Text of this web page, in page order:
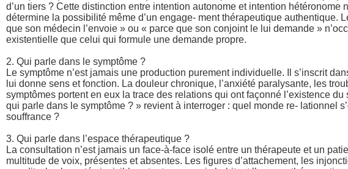
d’un tiers ? Cette distinction entre intention autonome et intention hétéronome
détermine la possibilité même d’un engage- ment thérapeutique authentique.
que son médecin l’envoie » ou « parce que son conjoint le lui demande »
existentielle que celui qui formule une demande propre.
2. Qui parle dans le symptôme ?
Le symptôme n’est jamais une production purement individuelle. Il s’inscrit
lui donne sens et fonction. La douleur chronique, l’anxiété paralysante, les
symptômes portent en eux la trace des relations qui ont façonné l’existence
qui parle dans le symptôme ? » revient à interroger : quel monde re- lationnel
souffrance ?
3. Qui parle dans l’espace thérapeutique ?
La consultation n’est jamais un face-à-face isolé entre un thérapeute et un
multitude de voix, présentes et absentes. Les figures d’attachement, les